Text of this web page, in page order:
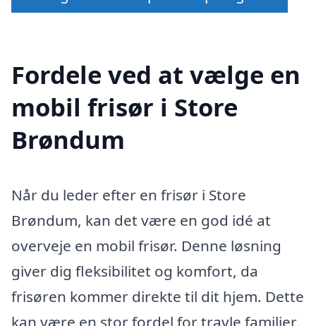
Fordele ved at vælge en
mobil frisør i Store
Brøndum
Når du leder efter en frisør i Store
Brøndum, kan det være en god idé at
overveje en mobil frisør. Denne løsning
giver dig fleksibilitet og komfort, da
frisøren kommer direkte til dit hjem. Dette
kan være en stor fordel for travle familier,